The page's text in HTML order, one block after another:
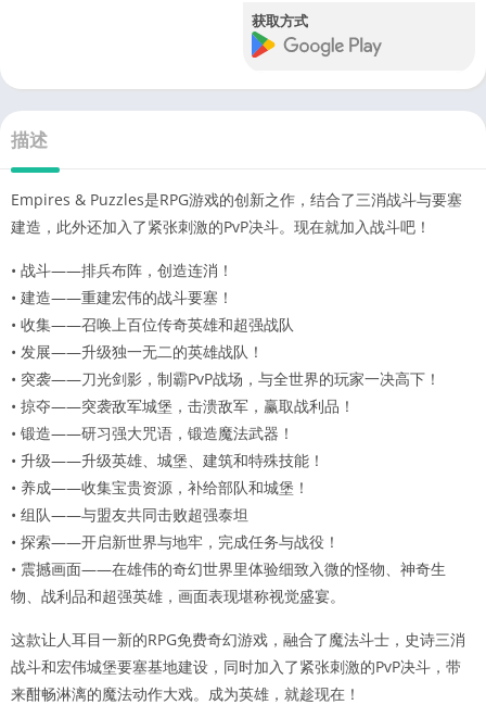
获取方式
描述
Empires & Puzzles是RPG游戏的创新之作，结合了三消战斗与要塞
建造，此外还加入了紧张刺激的PvP决斗。现在就加入战斗吧！
• 战斗——排兵布阵，创造连消！
• 建造——重建宏伟的战斗要塞！
• 收集——召唤上百位传奇英雄和超强战队
• 发展——升级独一无二的英雄战队！
• 突袭——刀光剑影，制霸PvP战场，与全世界的玩家一决高下！
• 掠夺——突袭敌军城堡，击溃敌军，赢取战利品！
• 锻造——研习强大咒语，锻造魔法武器！
• 升级——升级英雄、城堡、建筑和特殊技能！
• 养成——收集宝贵资源，补给部队和城堡！
• 组队——与盟友共同击败超强泰坦
• 探索——开启新世界与地牢，完成任务与战役！
• 震撼画面——在雄伟的奇幻世界里体验细致入微的怪物、神奇生
物、战利品和超强英雄，画面表现堪称视觉盛宴。
这款让人耳目一新的RPG免费奇幻游戏，融合了魔法斗士，史诗三消
战斗和宏伟城堡要塞基地建设，同时加入了紧张刺激的PvP决斗，带
来酣畅淋漓的魔法动作大戏。成为英雄，就趁现在！